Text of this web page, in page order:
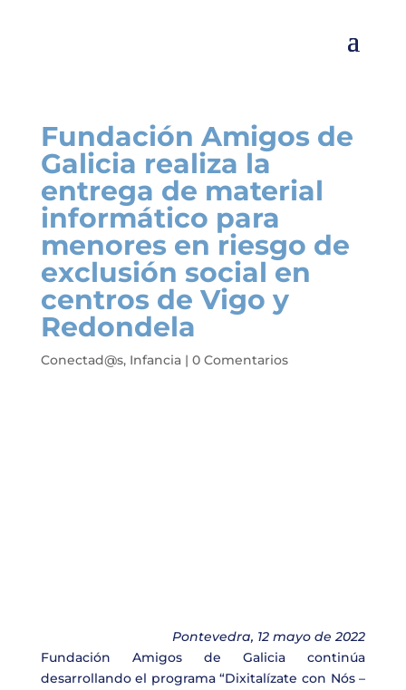
Fundación Amigos de
Galicia realiza la
entrega de material
informático para
menores en riesgo de
exclusión social en
centros de Vigo y
Redondela
Conectad@s, Infancia| 0 Comentarios
Pontevedra, 12 mayo de 2022
Fundación Amigos de Galicia continúa
desarrollando el programa “Dixitalízate con Nós –